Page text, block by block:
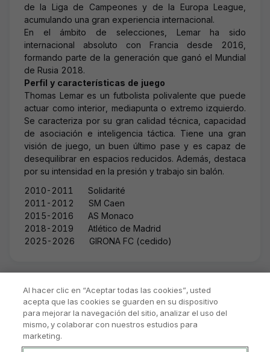
de la Liga de Campeones y de la Europa League,
acumulando una gran experiencia internacional.
En el ámbito de selecciones, Lemar ha sido
internacional absoluto con Francia desde 2016,
formando parte de la generación que ganó el Mundial
de Rusia 2018.
Perfil y características de juego
Thomas Lemar es un futbolista polivalente que puede
actuar como interior, mediapunta o extremo izquierdo.
Se caracteriza por su gran calidad técnica, capacidad
de asociación e inteligencia táctica. Tiene una gran
visión de juego, un buen último pase y es capaz de
desequilibrar en espacios reducidos. Además, destaca
por su intensidad en la presión y trabajo sin balón.
2010-2011
Solidarité
2011-2012 SM Caen
2015-2016
AS Monaco
2018-2019
Atlético de Madrid
2025-2026 GIRONA FC (cedido)
Al hacer clic en “Aceptar todas las cookies”, usted
acepta que las cookies se guarden en su dispositivo
para mejorar la navegación del sitio, analizar el uso del
mismo, y colaborar con nuestros estudios para
marketing.